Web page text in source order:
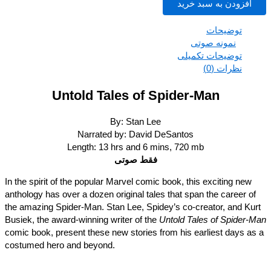
افزودن به سبد خرید
توضیحات
نمونه صوتی
توضیحات تکمیلی
نظرات (0)
Untold Tales of Spider-Man
By: Stan Lee
Narrated by: David DeSantos
Length: 13 hrs and 6 mins, 720 mb
فقط صوتی
In the spirit of the popular Marvel comic book, this exciting new
anthology has over a dozen original tales that span the career
the amazing Spider-Man. Stan Lee, Spidey’s co-creator, and
Busiek, the award-winning writer of theUntold Tales of Spider-
comic book, present these new stories from his earliest days
costumed hero and beyond.